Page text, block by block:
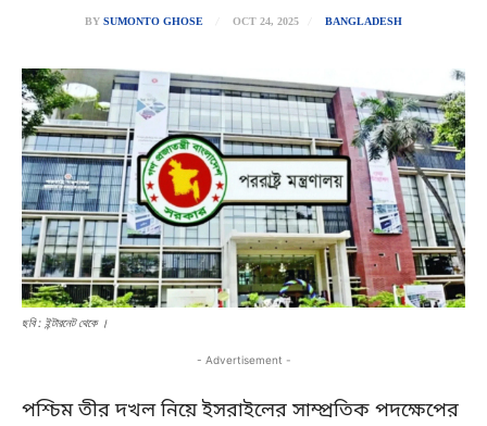
BY SUMONTO GHOSE OCT 24, 2025 BANGLADESH
ছবি : ইন্টারনেট থেকে ।
- Advertisement -
পশ্চিম তীর দখল নিয়ে ইসরাইলের সাম্প্রতিক পদক্ষেপের